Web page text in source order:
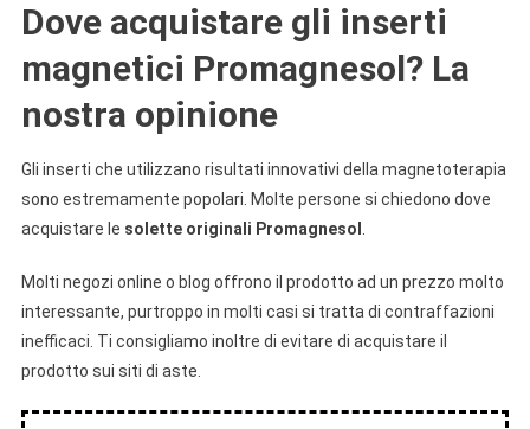
Dove acquistare gli inserti
magnetici Promagnesol? La
nostra opinione
Gli inserti che utilizzano risultati innovativi della magnetoterapia
sono estremamente popolari. Molte persone si chiedono dove
acquistare le solette originali Promagnesol
Molti negozi online o blog offrono il prodotto ad un prezzo molto
interessante, purtroppo in molti casi si tratta di contraffazioni
inefficaci. Ti consigliamo inoltre di evitare di acquistare il
prodotto sui siti di aste.